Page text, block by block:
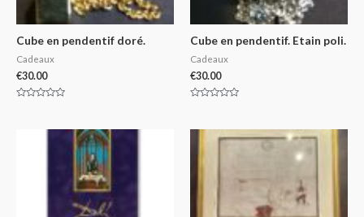
Cube en pendentif doré.
Cadeaux
€30.00
Cube en pendentif. Etain poli.
Cadeaux
€30.00